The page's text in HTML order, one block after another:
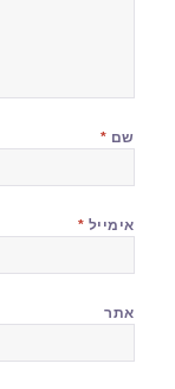
שם *
אימייל *
אתר